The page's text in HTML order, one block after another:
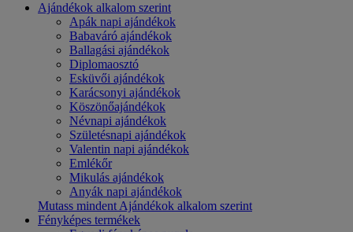
Ajándékok alkalom szerint
Apák napi ajándékok
Babaváró ajándékok
Ballagási ajándékok
Diplomaosztó
Esküvői ajándékok
Karácsonyi ajándékok
Köszönőajándékok
Névnapi ajándékok
Születésnapi ajándékok
Valentin napi ajándékok
Emlékőr
Mikulás ajándékok
Anyák napi ajándékok
Mutass mindent Ajándékok alkalom szerint
Fényképes termékek